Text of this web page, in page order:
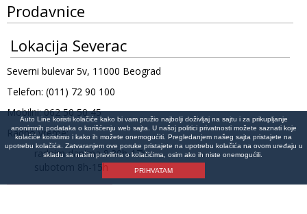
Prodavnice
Lokacija Severac
Severni bulevar 5v, 11000 Beograd
Telefon: (011) 72 90 100
Mobilni: 062 50 50 45
Radno vreme:
radnim danima 8:30h-17h
subotom 8h-15h
Auto Line koristi kolačiće kako bi vam pružio najbolji doživljaj na sajtu i za prikupljanje
anonimnih podataka o korišćenju web sajta. U našoj politici privatnosti možete saznati koje
kolačiće koristimo i kako ih možete onemogućiti. Pregledanjem našeg sajta pristajete na
upotrebu kolačića. Zatvaranjem ove poruke pristajete na upotrebu kolačića na ovom uređaju u
skladu sa našim pravilima o kolačićima, osim ako ih niste onemogućili.
PRIHVATAM